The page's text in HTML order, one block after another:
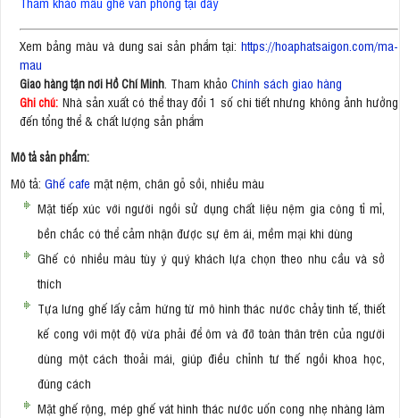
Xem bảng màu và dung sai sản phẩm tại: https://hoaphatsaigon.com/ma-
mau
Giao hàng tận nơi Hồ Chí Minh . Tham khảo Chính sách giao hàng
Ghi chú: Nhà sản xuất có thể thay đổi 1 số chi tiết nhưng không ảnh hưởng
đến tổng thể & chất lượng sản phẩm
Mô tả sản phẩm:
Mô tả: Ghế cafe mặt nệm, chân gỗ sồi, nhiều màu
Mặt tiếp xúc với người ngồi sử dụng chất liệu nệm gia công tỉ mỉ,
bền chắc có thể cảm nhận được sự êm ái, mềm mại khi dùng
Ghế có nhiều màu tùy ý quý khách lựa chọn theo nhu cầu và sở
thích
Tựa lưng ghế lấy cảm hứng từ mô hình thác nước chảy tinh tế, thiết
kế cong với một độ vừa phải để ôm và đỡ toàn thân trên của người
dùng một cách thoải mái, giúp điều chỉnh tư thế ngồi khoa học,
đúng cách
Mặt ghế rộng, mép ghế vát hình thác nước uốn cong nhẹ nhàng làm